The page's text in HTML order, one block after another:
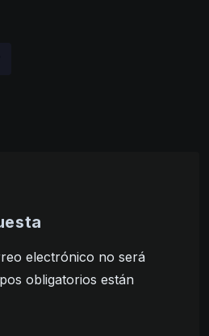
electrónico no será
obligatorios están